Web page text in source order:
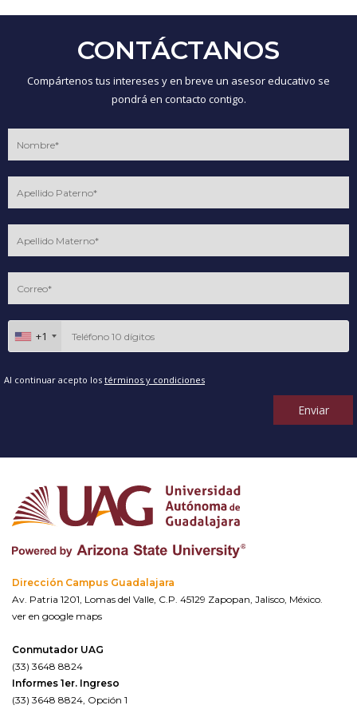
CONTÁCTANOS
Compártenos tus intereses y en breve un asesor educativo se
pondrá en contacto contigo.
+1
Al continuar acepto los términos y condiciones
Enviar
Dirección Campus Guadalajara
Av. Patria 1201, Lomas del Valle, C.P. 45129 Zapopan, Jalisco, México.
ver en google maps
Conmutador UAG
(33) 3648 8824
Informes 1er. Ingreso
(33) 3648 8824, Opción 1